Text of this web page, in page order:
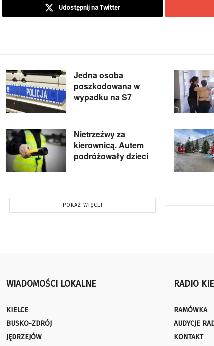
Udostępnij na Twitter
Jedna osoba
poszkodowana w
wypadku na S7
Nietrzeźwy za
kierownicą. Autem
podróżowały dzieci
POKAŻ WIĘCEJ
WIADOMOŚCI LOKALNE
KIELCE
BUSKO-ZDRÓJ
JĘDRZEJÓW
RADIO
RAMÓWKA
AUDYCJE
KONTAKT